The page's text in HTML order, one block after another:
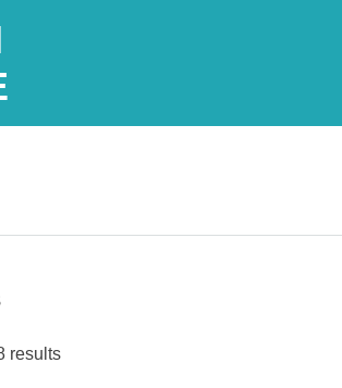
results